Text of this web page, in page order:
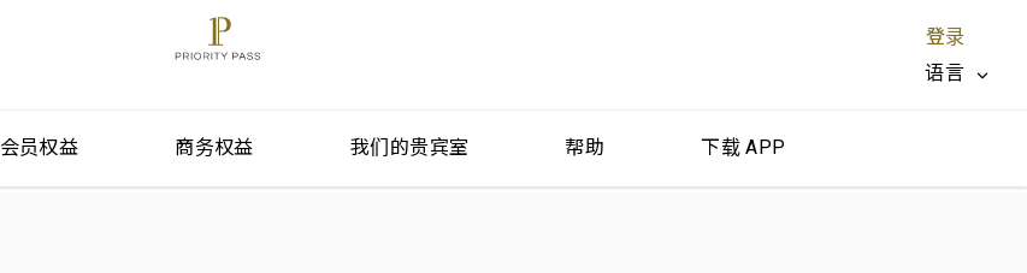
登录
语言
会员权益 商务权益 我们的贵宾室 帮助 下载 APP